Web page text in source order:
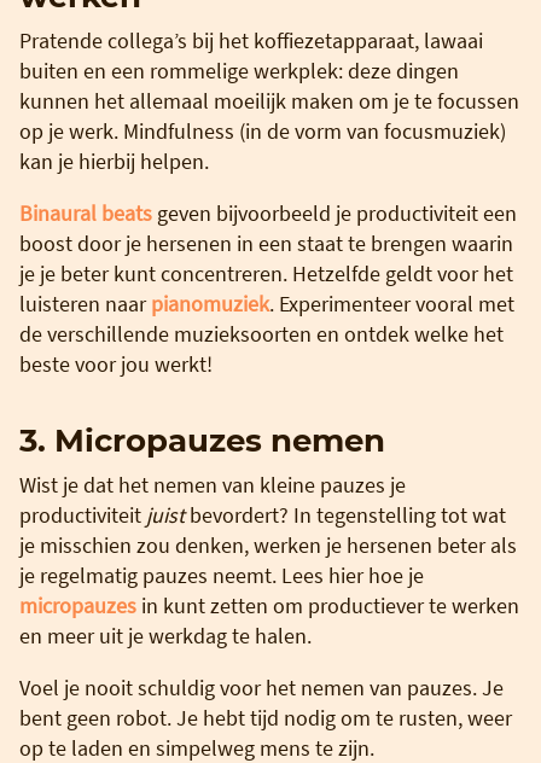
Pratende collega’s bij het koffiezetapparaat, lawaai
buiten en een rommelige werkplek: deze dingen
kunnen het allemaal moeilijk maken om je te focussen
op je werk. Mindfulness (in de vorm van focusmuziek)
kan je hierbij helpen.
Binaural beats geven bijvoorbeeld je productiviteit een
boost door je hersenen in een staat te brengen waarin
je je beter kunt concentreren. Hetzelfde geldt voor het
luisteren naarpianomuziek. Experimenteer vooral met
de verschillende muzieksoorten en ontdek welke het
beste voor jou werkt!
3. Micropauzes nemen
Wist je dat het nemen van kleine pauzes je
productiviteit juistbevordert? In tegenstelling tot wat
je misschien zou denken, werken je hersenen beter als
je regelmatig pauzes neemt. Lees hier hoe je
micropauzes in kunt zetten om productiever te werken
en meer uit je werkdag te halen.
Voel je nooit schuldig voor het nemen van pauzes. Je
bent geen robot. Je hebt tijd nodig om te rusten, weer
op te laden en simpelweg mens te zijn.